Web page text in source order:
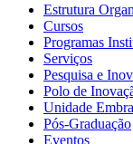
Estrutura
Cursos
Programas
Serviços
Pesquisa e
Polo de
Unidade
Pós-Graduação
Eventos